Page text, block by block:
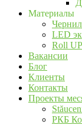
Материалы
LED
Roll
Вакансии
Блог
Клиенты
Контакты
Проекты
РКБ